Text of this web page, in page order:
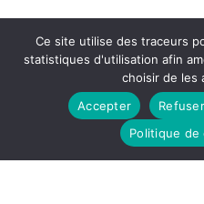
Ce site utilise des traceurs
statistiques d'utilisation afin
choisir de les
Accepter
Politique